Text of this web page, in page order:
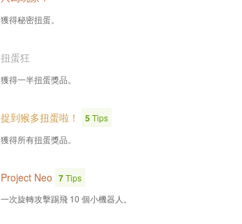
獲得秘密扭蛋。
扭蛋狂
獲得一半扭蛋獎品。
捉到猴多扭蛋啦！ 5Tips
獲得所有扭蛋獎品。
Project Neo 7Tips
一次旋轉攻擊踢飛 10 個小機器人。